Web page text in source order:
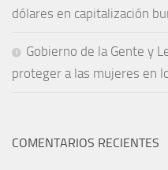
dólares en capitalización
Gobierno de la Gente y
proteger a las mujeres en
COMENTARIOS RECIENTES